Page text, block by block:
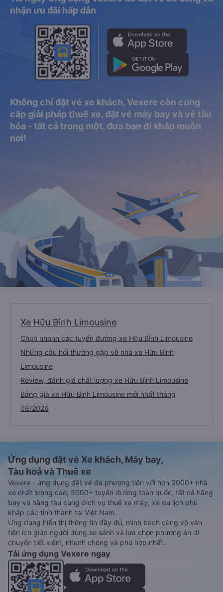
nhận ưu đãi hấp dẫn
Không chỉ đặt vé xe khách, Vexere còn cung
cấp giải pháp thuê xe, đặt vé máy bay và vé tàu
hỏa - tất cả trong một, đưa bạn đi khắp muôn
nơi!
Xe Hữu Bình Limousine
Chọn nhanh các tuyến đường xe Hữu Bình Limousine
Những câu hỏi thường gặp về nhà xe Hữu Bình
Limousine
Review, đánh giá chất lượng xe Hữu Bình Limousine
Bảng giá xe Hữu Bình Limousine mới nhất tháng
08/2026
Ứng dụng đặt vé Xe khách, Máy bay,
Tàu hoả và Thuê xe
Vexere - ứng dụng đặt vé đa phương tiện với hơn 3000+ nhà
xe chất lượng cao, 5000+ tuyến đường toàn quốc, tất cả hãng
bay và hãng tàu cùng dịch vụ thuê xe máy, xe du lịch phủ
khắp các tỉnh thành tại Việt Nam.
Ứng dụng hiển thị thông tin đầy đủ, minh bạch cùng vô vàn
tiện ích giúp người dùng so sánh và lựa chọn phương án di
chuyển tiết kiệm, nhanh chóng và phù hợp nhất.
Tải ứng dụng Vexere ngay